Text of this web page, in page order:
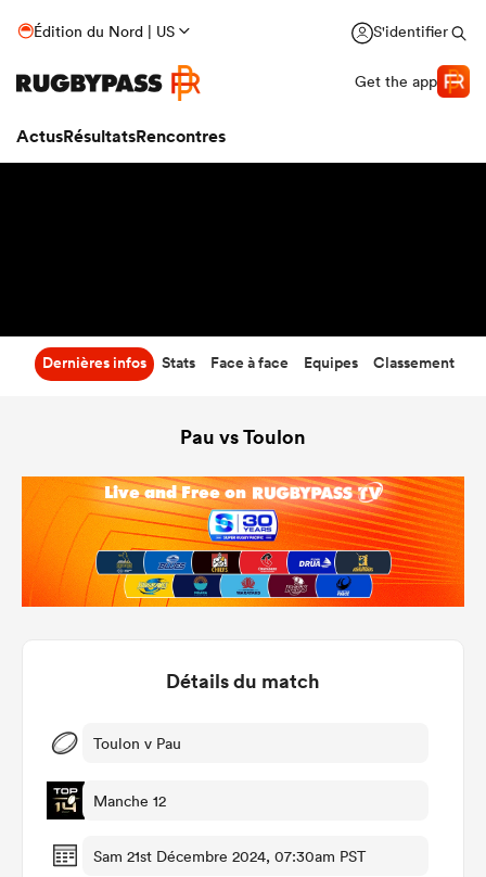
Édition du Nord | US S'identifier
Get the app
ActusRésultatsRencontres
Dernières infos Stats Face à face Equipes Classement
Pau vs Toulon
Détails du match
Toulon v Pau
Manche 12
Sam 21st Décembre 2024, 07:30am PST